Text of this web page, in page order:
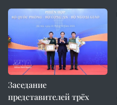
Заседание
представителей трёх